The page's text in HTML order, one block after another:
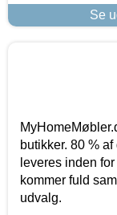
Se
butikker. 80 %
leveres inden
kommer fuld
udvalg.